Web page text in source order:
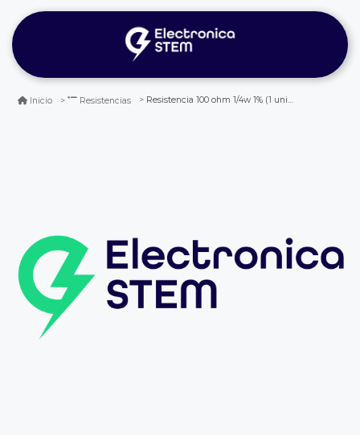
Inicio Resistencias Resistencia 100 ohm 1/4w 1% (1 unidad)